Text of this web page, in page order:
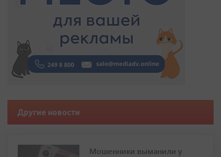
Другие новости
Мошенники выманили у